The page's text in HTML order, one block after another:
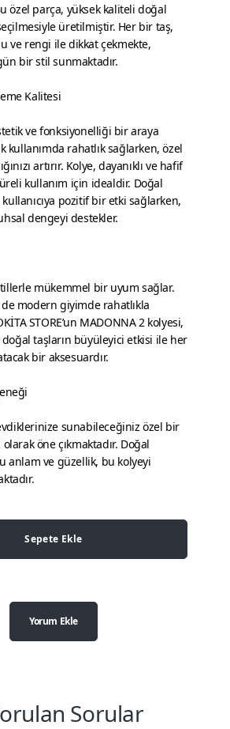
özel parça, yüksek kaliteli doğal
üretilmiştir. Her bir taş,
ve rengi ile dikkat çekmekte,
bir stil sunmaktadır.
Kalitesi
ve fonksiyonelliği bir araya
kullanımda rahatlık sağlarken, özel
artırır. Kolye, dayanıklı ve hafif
kullanım için idealdir. Doğal
pozitif bir etki sağlarken,
dengeyi destekler.
mükemmel bir uyum sağlar.
modern giyimde rahatlıkla
STORE’un MADONNA 2 kolyesi,
doğal taşların büyüleyici etkisi ile her
bir aksesuardır.
sunabileceğiniz özel bir
öne çıkmaktadır. Doğal
anlam ve güzellik, bu kolyeyi
Sepete Ekle
Yorum Ekle
Sorular